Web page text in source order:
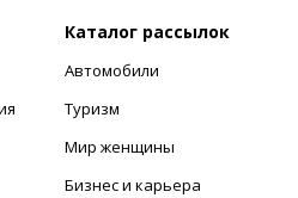
Каталог рассылок
Автомобили
Туризм
Мир женщины
Бизнес и карьера